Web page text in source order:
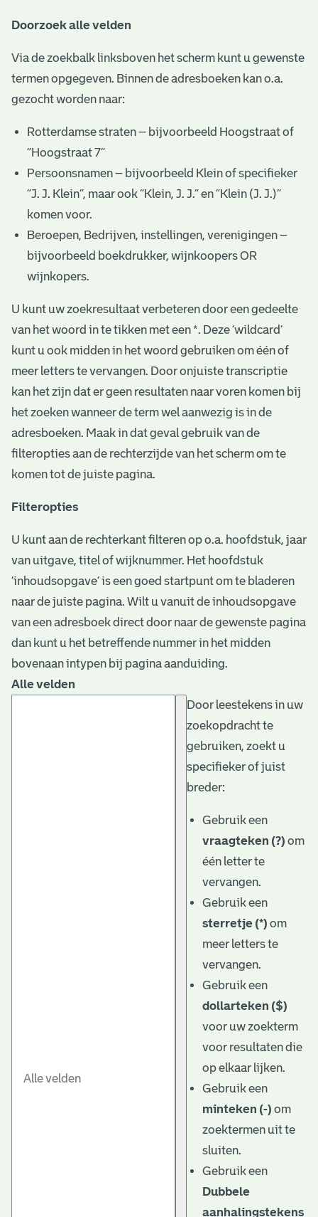
Doorzoek alle velden
Via de zoekbalk linksboven het scherm kunt u gewenste
termen opgegeven. Binnen de adresboeken kan o.a.
gezocht worden naar:
Rotterdamse straten – bijvoorbeeld Hoogstraat of
“Hoogstraat 7”
Persoonsnamen – bijvoorbeeld Klein of specifieker
“J. J. Klein”, maar ook ”Klein, J. J.” en “Klein (J. J.)”
komen voor.
Beroepen, Bedrijven, instellingen, verenigingen –
bijvoorbeeld boekdrukker, wijnkoopers OR
wijnkopers.
U kunt uw zoekresultaat verbeteren door een gedeelte
van het woord in te tikken met een *. Deze ‘wildcard’
kunt u ook midden in het woord gebruiken om één of
meer letters te vervangen. Door onjuiste transcriptie
kan het zijn dat er geen resultaten naar voren komen bij
het zoeken wanneer de term wel aanwezig is in de
adresboeken. Maak in dat geval gebruik van de
filteropties aan de rechterzijde van het scherm om te
komen tot de juiste pagina.
Filteropties
U kunt aan de rechterkant filteren op o.a. hoofdstuk, jaar
van uitgave, titel of wijknummer. Het hoofdstuk
‘inhoudsopgave’ is een goed startpunt om te bladeren
naar de juiste pagina. Wilt u vanuit de inhoudsopgave
van een adresboek direct door naar de gewenste pagina
dan kunt u het betreffende nummer in het midden
bovenaan intypen bij pagina aanduiding.
Alle velden
Door leestekens in uw
zoekopdracht te
gebruiken, zoekt u
specifieker of juist
breder:
Gebruik een
vraagteken (?) om
één letter te
vervangen.
Gebruik een
sterretje (*) om
meer letters te
vervangen.
Gebruik een
dollarteken ($)
voor uw zoekterm
voor resultaten die
op elkaar lijken.
Gebruik een
minteken (-) om
zoektermen uit te
sluiten.
Gebruik een
Dubbele
aanhalingstekens